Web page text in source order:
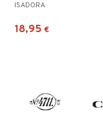
ISADORA
18,95 €